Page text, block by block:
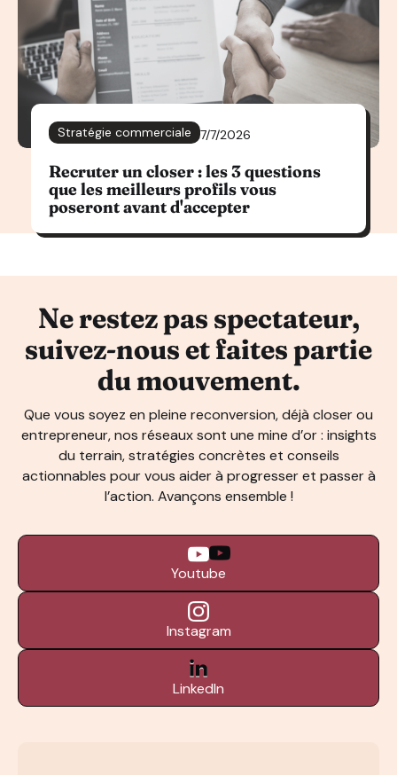
Stratégie commerciale 7/7/2026
Recruter un closer : les 3 questions
que les meilleurs profils vous
poseront avant d'accepter
Ne restez pas spectateur,
suivez-nous et faites partie
du mouvement.
Que vous soyez en pleine reconversion, déjà closer ou
entrepreneur, nos réseaux sont une mine d’or : insights
du terrain, stratégies concrètes et conseils
actionnables pour vous aider à progresser et passer à
l’action. Avançons ensemble !
Youtube
Instagram
LinkedIn